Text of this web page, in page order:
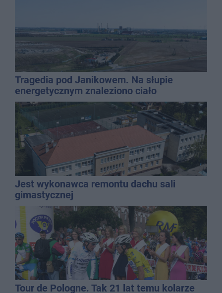
Tragedia pod Janikowem. Na słupie
energetycznym znaleziono ciało
mężczyzny
Jest wykonawca remontu dachu sali
gimastycznej
Tour de Pologne. Tak 21 lat temu kolarze